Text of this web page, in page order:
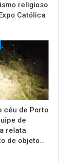
religioso
Católica
céu de Porto
de
relata
de objeto…